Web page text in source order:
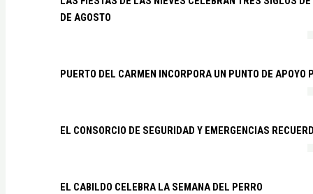
DE AGOSTO
PUERTO DEL CARMEN INCORPORA UN PUNTO DE
EL CONSORCIO DE SEGURIDAD Y EMERGENCIAS
EL CABILDO CELEBRA LA SEMANA DEL PERRO